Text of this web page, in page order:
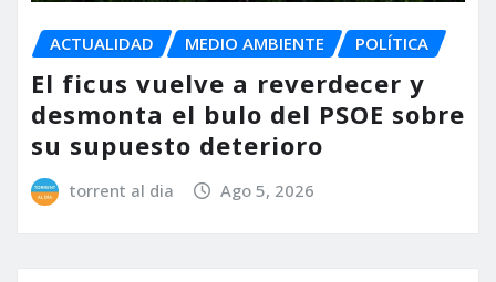
ACTUALIDAD MEDIO AMBIENTE POLÍTICA
El ficus vuelve a reverdecer y
desmonta el bulo del PSOE sobre
su supuesto deterioro
torrent al dia Ago 5, 2026